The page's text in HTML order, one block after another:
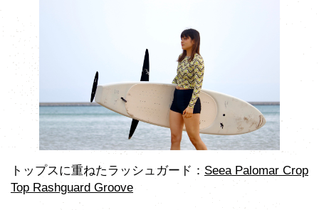
トップスに重ねたラッシュガード： Seea Palomar Crop
Top Rashguard Groove